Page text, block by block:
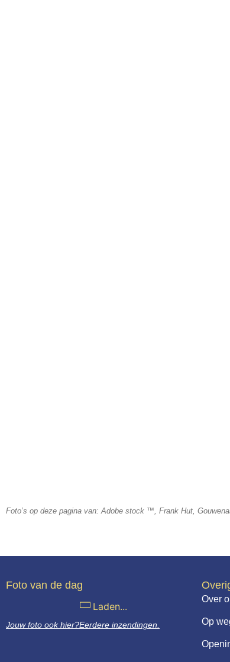
Foto’s op deze pagina van: Adobe stock ™, Frank Hut,
Foto van de dag
Laden...
Jouw foto ook hier?Eerdere inzendingen.
Over
Op